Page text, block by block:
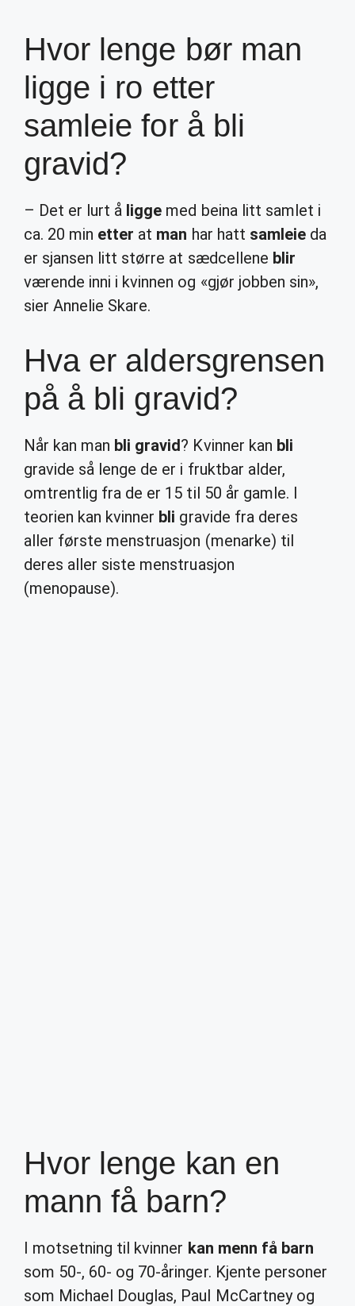
Hvor lenge bør man
ligge i ro etter
samleie for å bli
gravid?
– Det er lurt å ligge med beina litt samlet i
ca. 20 min etter at man har hatt samleieda
er sjansen litt større at sædcellene blir
værende inni i kvinnen og «gjør jobben sin»,
sier Annelie Skare.
Hva er aldersgrensen
på å bli gravid?
Når kan man bli gravid? Kvinner kan bli
gravide så lenge de er i fruktbar alder,
omtrentlig fra de er 15 til 50 år gamle. I
teorien kan kvinner bli gravide fra deres
aller første menstruasjon (menarke) til
deres aller siste menstruasjon
(menopause).
Hvor lenge kan en
mann få barn?
I motsetning til kvinner kan menn få barn
som 50-, 60- og 70-åringer. Kjente personer
som Michael Douglas, Paul McCartney og